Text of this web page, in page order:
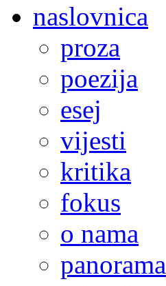
naslovnica
proza
poezija
esej
vijesti
kritika
fokus
o nama
panorama